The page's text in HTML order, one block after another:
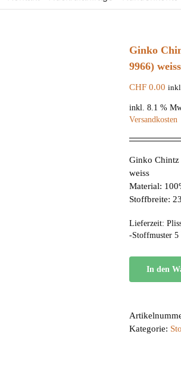
Ginko
9966) weiss
CHF0.00
inkl. 8.1 %
Versandkosten
Ginko
weiss
Material:
Stoffbreite:
Lieferzeit:
-Stoffmuster 5
In den
Kategorie: